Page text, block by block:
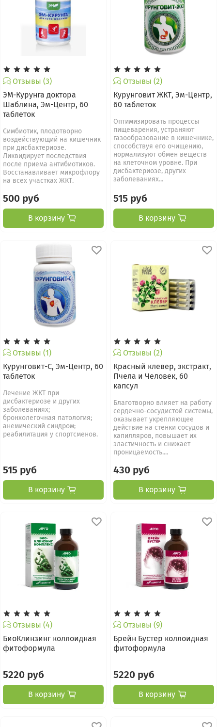
Отзывы (3)
ЭМ-Курунга доктора
Шаблина, Эм-Центр, 60
таблеток
Симбиотик, плодотворно
воздействующий на кишечник
при дисбактериозе.
Ликвидирует последствия
после приема антибиотиков.
Восстанавливает микрофлору
на всех участках ЖКТ.
500 руб
В корзину
Отзывы (2)
Курунговит ЖКТ, Эм-Центр,
60 таблеток
Оптимизировать процессы
пищеварения, устраняют
газообразование в кишечнике,
способствуя его очищению,
нормализуют обмен веществ
на клеточном уровне. При
дисбактериозе, других
заболеваниях...
515 руб
В корзину
Отзывы (1)
Курунговит-С, Эм-Центр, 60
таблеток
Лечение ЖКТ при
дисбактериозе и других
заболеваниях;
бронхолегочная патология;
анемический синдром;
реабилитация у спортсменов.
515 руб
В корзину
Отзывы (2)
Красный клевер, экстракт,
Пчела и Человек, 60
капсул
Благотворно влияет на работу
сердечно-сосудистой системы,
оказывает укрепляющее
действие на стенки сосудов и
капилляров, повышает их
эластичность и снижает
проницаемость....
430 руб
В корзину
Отзывы (4)
БиоКлинзинг коллоидная
фитоформула
5220 руб
В корзину
Отзывы (9)
Брейн Бустер коллоидная
фитоформула
5220 руб
В корзину